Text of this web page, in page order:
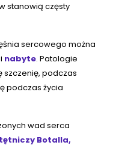
stanowią częsty
sercowego można
i nabyte. Patologie
szczenię, podczas
podczas życia
wad serca
Botalla,